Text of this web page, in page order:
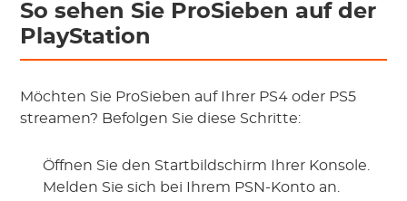
So sehen Sie ProSieben auf der
PlayStation
Möchten Sie ProSieben auf Ihrer PS4 oder PS5
streamen? Befolgen Sie diese Schritte:
Öffnen Sie den Startbildschirm Ihrer Konsole.
Melden Sie sich bei Ihrem PSN-Konto an.